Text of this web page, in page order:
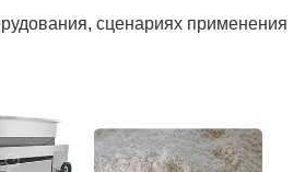
сценариях применения